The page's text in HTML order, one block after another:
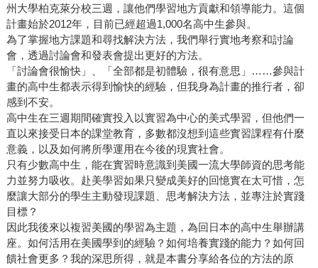
州大學柏克萊分校三週，讓他們學習地方貢獻和領導能力。這個
計畫始於2012年，目前已經超過1,000名高中生參與。
為了掌握地方課題和尋找解決方法，我們舉行實地考察和討論
會，透過討論會和發表會提出更好的方法。
「討論會很愉快」、「全部都是初體驗，很有意思」……參與計
畫的高中生都表示得到愉快的經驗，但我身為計畫的推行者，卻
感到不安。
高中生在三週期間確實投入以實習為中心的美式學習，但他們一
直以來接受日本的課堂教育，多數都沒想到這些實習課程有什麼
意義，以及如何將所學運用在今後的現實社會。
只有少數高中生，能在實習時意識到美國一流大學師資的思考能
力並努力吸收。赴美學習如果只變成美好的回憶實在太可惜，怎
麼讓大部分的學生主動發現課題、思考解決方法，並專注於實踐
目標？
因此我後來以複習美國的學習為主題，為回日本的高中生舉辦講
座。如何活用在美國學到的經驗？如何培養實踐的能力？如何回
饋社會更多？我的深思所得，就是本書分享給各位的方法的原